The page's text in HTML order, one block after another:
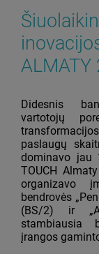
ALMATY
Didesnis
vartotojų
paslaugų
dominavo jau
TOUCH
organizavo
bendrovės
(BS/2) ir
stambiausia
įrangos